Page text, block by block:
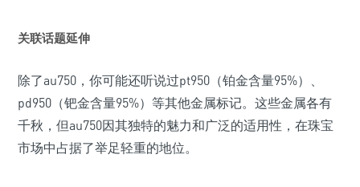
关联话题延伸
除了au750，你可能还听说过pt950（铂金含量95%）、
pd950（钯金含量95%）等其他金属标记。这些金属各有
千秋，但au750因其独特的魅力和广泛的适用性，在珠宝
市场中占据了举足轻重的地位。